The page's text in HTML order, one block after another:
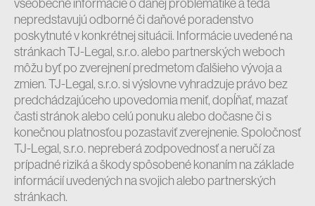
všeobecné informácie o danej problematike a teda
nepredstavujú odborné či daňové poradenstvo
poskytnuté v konkrétnej situácii. Informácie uvedené na
stránkach TJ-Legal, s.r.o. alebo partnerských weboch
môžu byť po zverejnení predmetom ďalšieho vývoja a
zmien. TJ-Legal, s.r.o. si výslovne vyhradzuje právo bez
predchádzajúceho upovedomia meniť, dopĺňať, mazať
časti stránok alebo celú ponuku alebo dočasne či s
konečnou platnosťou pozastaviť zverejnenie. Spoločnosť
TJ-Legal, s.r.o. nepreberá zodpovednosť a neručí za
prípadné riziká a škody spôsobené konaním na základe
informácií uvedených na svojich alebo partnerských
stránkach.